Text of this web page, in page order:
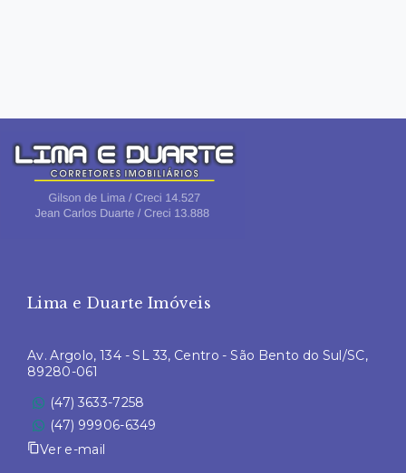
Lima e Duarte Imóveis
Av. Argolo, 134 - SL 33, Centro - São Bento do Sul/SC,
89280-061
(47) 3633-7258
(47) 99906-6349
Ver e-mail